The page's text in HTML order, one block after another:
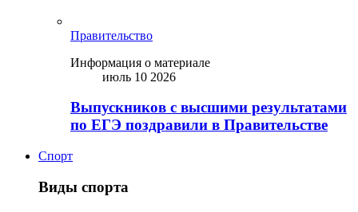
Правительство
Информация о материале
июль 10 2026
Выпускников с высшими результатами
по ЕГЭ поздравили в Правительстве
Спорт
Виды спорта